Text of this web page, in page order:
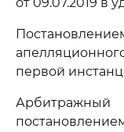
первой